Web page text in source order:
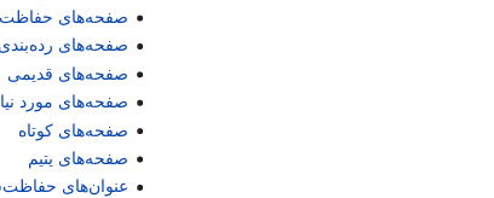
صفحه‌های
صفحه‌های
صفحه‌های قدیمی
صفحه‌های مورد
صفحه‌های کوتاه
صفحه‌های یتیم
عنوان‌های